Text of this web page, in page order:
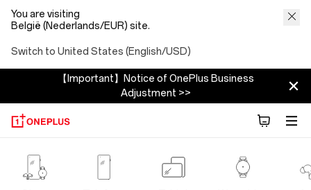
You are visiting
België (Nederlands/EUR) site.
Switch to United States (English/USD)
【Important】Notice of OnePlus Business
Adjustment >>
OnePlus